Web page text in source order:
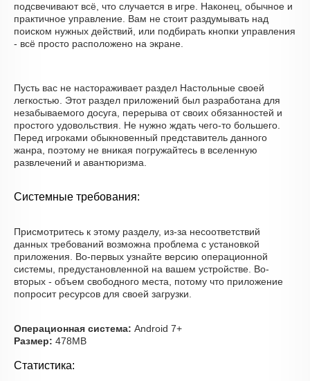
подсвечивают всё, что случается в игре. Наконец, обычное и
практичное управление. Вам не стоит раздумывать над
поиском нужных действий, или подбирать кнопки управления
- всё просто расположено на экране.
Пусть вас не настораживает раздел Настольные своей
легкостью. Этот раздел приложений был разработана для
незабываемого досуга, перерыва от своих обязанностей и
простого удовольствия. Не нужно ждать чего-то большего.
Перед игроками обыкновенный представитель данного
жанра, поэтому не вникая погружайтесь в вселенную
развлечений и авантюризма.
Системные требования:
Присмотритесь к этому разделу, из-за несоответствий
данных требований возможна проблема с установкой
приложения. Во-первых узнайте версию операционной
системы, предустановленной на вашем устройстве. Во-
вторых - объем свободного места, потому что приложение
попросит ресурсов для своей загрузки.
Операционная система: Android 7+
Размер: 478MB
Статистика: